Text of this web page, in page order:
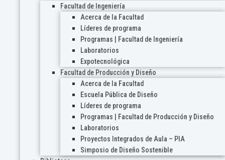
Facultad de Ingeniería
Acerca de la Facultad
Líderes de programa
Programas | Facultad de Ingeniería
Laboratorios
Expotecnológica
Facultad de Producción y Diseño
Acerca de la Facultad
Escuela Pública de Diseño
Líderes de programa
Programas | Facultad de Producción y Diseño
Laboratorios
Proyectos Integrados de Aula – PIA
Simposio de Diseño Sostenible